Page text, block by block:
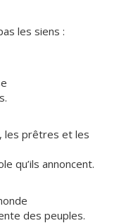
les siens :
les prêtres et les
qu’ils annoncent.
des peuples.